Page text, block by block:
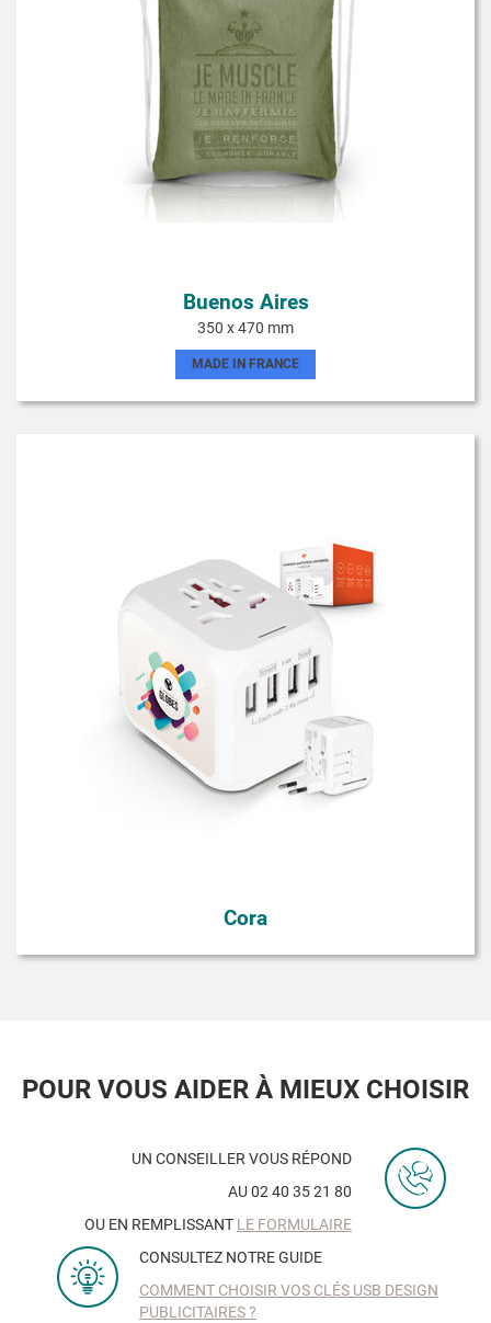
Buenos Aires
350 x 470 mm
MADE IN FRANCE
Cora
POUR VOUS AIDER À MIEUX CHOISIR
UN CONSEILLER VOUS RÉPOND
AU 02 40 35 21 80
OU EN REMPLISSANT LE FORMULAIRE
CONSULTEZ NOTRE GUIDE
COMMENT CHOISIR VOS CLÉS USB DESIGN
PUBLICITAIRES ?